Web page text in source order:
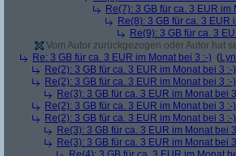
Re(7): 3 GB für ca. 3 EUR im
Re(8): 3 GB für ca. 3 EUR
Re(9): 3 GB für ca. 3
Vom Autor zurückgezogen oder Autor hat
Re: 3 GB für ca. 3 EUR im Monat bei 3 :-) (
Re(2): 3 GB für ca. 3 EUR im Monat bei 3 :-)
Re(2): 3 GB für ca. 3 EUR im Monat bei 3 :-)
Re(3): 3 GB für ca. 3 EUR im Monat bei
Re(2): 3 GB für ca. 3 EUR im Monat bei 3 :-)
Re(2): 3 GB für ca. 3 EUR im Monat bei 3 :-)
Re(3): 3 GB für ca. 3 EUR im Monat bei
Re(3): 3 GB für ca. 3 EUR im Monat bei